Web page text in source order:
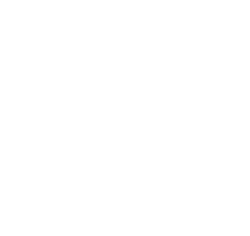
4DRIVE
Toit ouvrant, Sièges cha...